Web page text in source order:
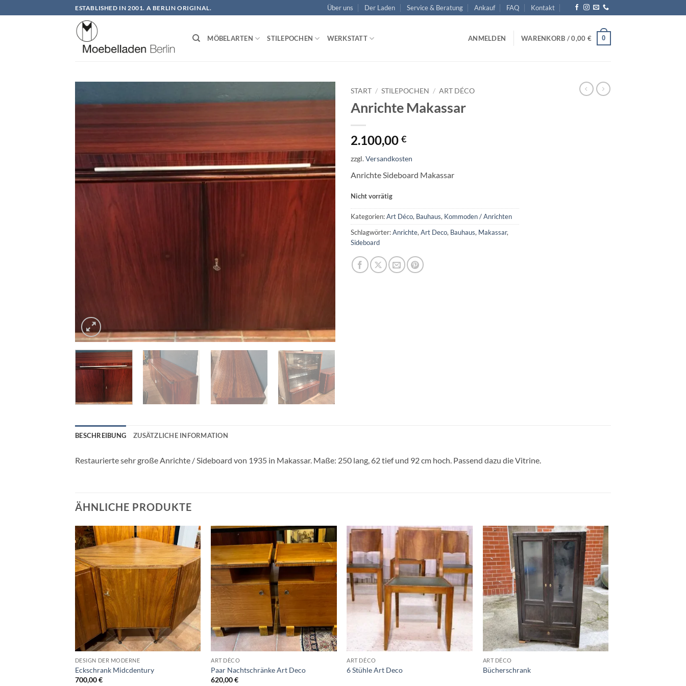
Inhalt
ESTABLISHED IN 2001. A BERLIN ORIGINAL. Über uns Der Laden Service & Beratung Ankauf FAQ Kontakt
MÖBELARTEN STILEPOCHEN WERKSTATT ANMELDEN WARENKORB /0,00 € 0
Wunschliste
START / STILEPOCHEN / ART DÉCO
Anrichte Makassar
2.100,00 €
zzgl.Versandkosten
Anrichte Sideboard Makassar
Nicht vorrätig
Kategorien:Art Déco, Bauhaus, Kommoden / Anrichten
Schlagwörter:Anrichte, Art Deco, Bauhaus, Makassar,
Sideboard
BESCHREIBUNG ZUSÄTZLICHE INFORMATION
Restaurierte sehr große Anrichte / Sideboard von 1935 in Makassar. Maße: 250 lang, 62 tief und 92 cm hoch. Passend dazu die Vitrine.
ÄHNLICHE PRODUKTE
Auf die
Wunschliste
DESIGN DER MODERNE
Eckschrank Midcdentury
700,00€
Auf die
Wunschliste
ART DÉCO
Paar Nachtschränke Art Deco
620,00€
Auf die
Wunschliste
ART DÉCO
6 Stühle Art Deco
Auf die
Wunschliste
ART DÉCO
Bücherschrank